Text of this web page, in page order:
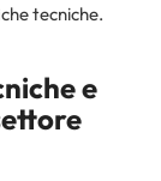
tecniche.
e